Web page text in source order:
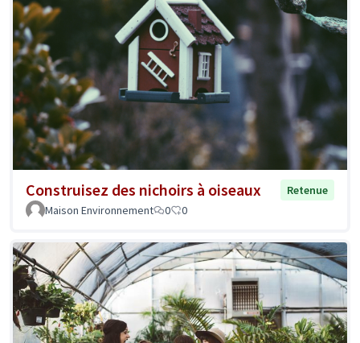
Construisez des nichoirs à oiseaux
Retenue
Maison Environnement
0 0